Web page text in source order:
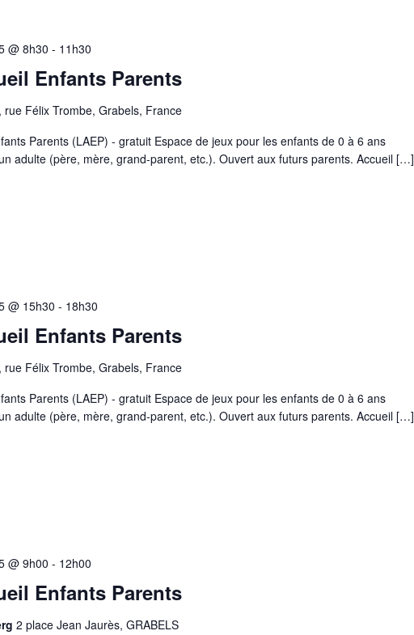
Enfants Parents
@ 8h30 - 11h30
rue Félix Trombe, Grabels, France
Parents (LAEP) - gratuit Espace de jeux pour les enfants de 0 à 6 ans
adulte (père, mère, grand-parent, etc.). Ouvert aux futurs parents. Accueil […]
Enfants Parents
@ 15h30 - 18h30
rue Félix Trombe, Grabels, France
Parents (LAEP) - gratuit Espace de jeux pour les enfants de 0 à 6 ans
adulte (père, mère, grand-parent, etc.). Ouvert aux futurs parents. Accueil […]
Enfants Parents
@ 9h00 - 12h00
2 place Jean Jaurès, GRABELS